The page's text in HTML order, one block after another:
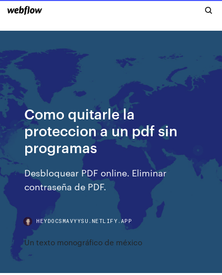
Como quitarle la
proteccion a un pdf sin
programas
Desbloquear PDF online. Eliminar
contraseña de PDF.
HEYDOCSMAVYYSU.NETLIFY.APP
Un texto monográfico de méxico